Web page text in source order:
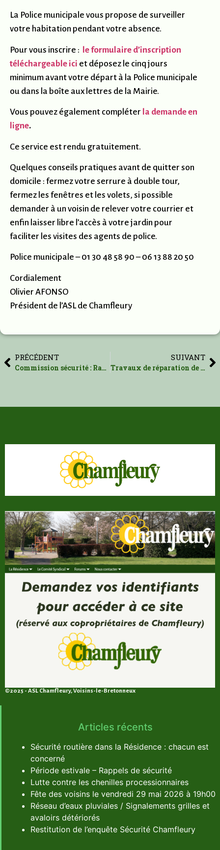
La Police municipale vous propose de surveiller
votre habitation pendant votre absence.
Pour vous inscrire : le formulaire d’inscription
téléchargeable ici et déposez le cinq jours
minimum avant votre départ à la Police municipale
ou dans la boîte aux lettres de la Mairie.
Vous pouvez également compléter la demande en
ligne.
Ce service est rendu gratuitement.
Quelques conseils pratiques avant de quitter son
domicile : fermez votre serrure à double tour,
fermez les fenêtres et les volets, si possible
demander à un voisin de relever votre courrier et
enfin laisser libre l’accès à votre jardin pour
faciliter les visites des agents de police.
Police municipale – 01 30 48 58 90 – 06 13 88 20 50
Cordialement
Olivier AFONSO
Président de l’ASL de Chamfleury
PRÉCÉDENT
Commission sécurité : Rappels
SUIVANT
Travaux de réparation de la chaussée au 11 rue André Chénier
©2025 - ASL Chamfleury, Voisins-le-Bretonneux
Articles récents
Sécurité routière dans la Résidence : chacun est
concerné
Période estivale – Rappels de sécurité
Lutte contre les chenilles processionnaires
Fête des voisins le vendredi 29 mai 2026 à 19h00
Réseau d’eaux pluviales / Signalements grilles et
avaloirs détériorés
Restitution de l’enquête Sécurité Chamfleury